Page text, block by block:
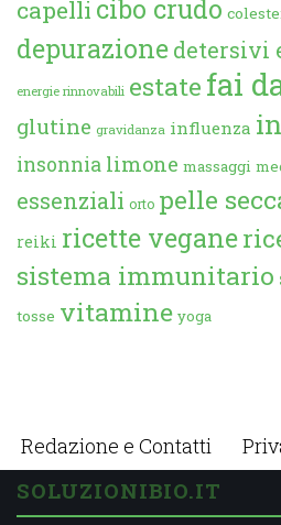
capelli cibo crudo
depurazione detersivi
energie rinnovabili estate fai
glutine gravidanza influenza
insonnia limone massaggi
essenziali orto pelle
reiki ricette vegane
sistema immunitario
tosse vitamine yoga
Redazione e Contatti
SOLUZIONIBIO.IT